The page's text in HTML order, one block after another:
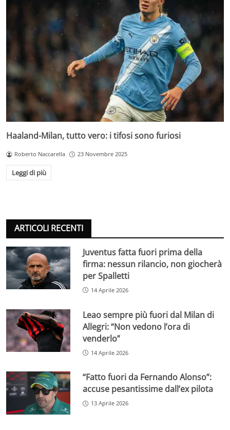
Haaland-Milan, tutto vero: i tifosi sono furiosi
Roberto Naccarella 23 Novembre 2025
Leggi di più
ARTICOLI RECENTI
Juventus fatta fuori prima della
firma: nessun rilancio, non giocherà
per Spalletti
14 Aprile 2026
Leao sempre più fuori dal Milan di
Allegri: “Non vedono l’ora di
venderlo”
14 Aprile 2026
“Fatto fuori da Fernando Alonso”:
accuse pesantissime dall’ex pilota
13 Aprile 2026